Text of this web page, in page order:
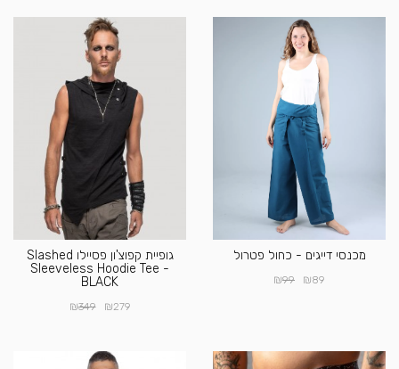
מכנסי דייגים - כחול פטרול
₪89
₪99
גופיית קפוצ'ון פסיילו Slashed
Sleeveless Hoodie Tee -
BLACK
₪279
₪349